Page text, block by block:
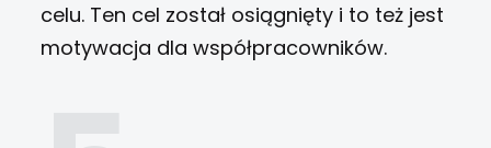
celu. Ten cel został osiągnięty i to też jest
motywacja dla współpracowników.